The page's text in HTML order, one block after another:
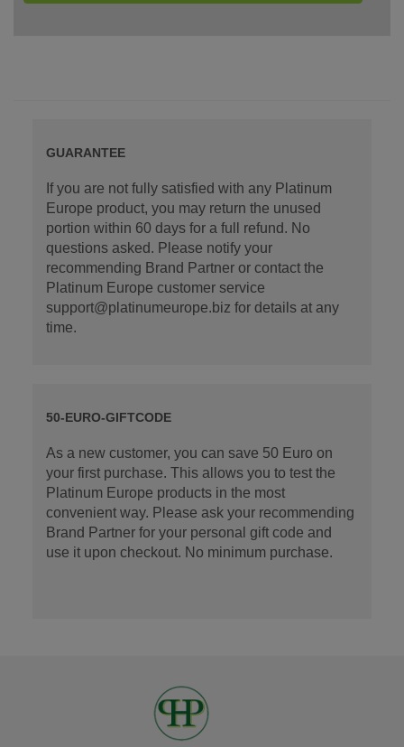
GUARANTEE
If you are not fully satisfied with any Platinum
Europe product, you may return the unused
portion within 60 days for a full refund. No
questions asked. Please notify your
recommending Brand Partner or contact the
Platinum Europe customer service
support@platinumeurope.biz for details at any
time.
50-EURO-GIFTCODE
As a new customer, you can save 50 Euro on
your first purchase. This allows you to test the
Platinum Europe products in the most
convenient way. Please ask your recommending
Brand Partner for your personal gift code and
use it upon checkout. No minimum purchase.